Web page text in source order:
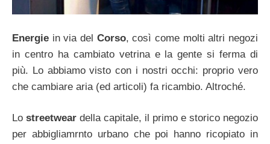
Energie in via del Corso, così come molti altri negozi
in centro ha cambiato vetrina e la gente si ferma di
più. Lo abbiamo visto con i nostri occhi: proprio vero
che cambiare aria (ed articoli) fa ricambio. Altroché.
Lo streetwear della capitale, il primo e storico negozio
per abbigliamrnto urbano che poi hanno ricopiato in